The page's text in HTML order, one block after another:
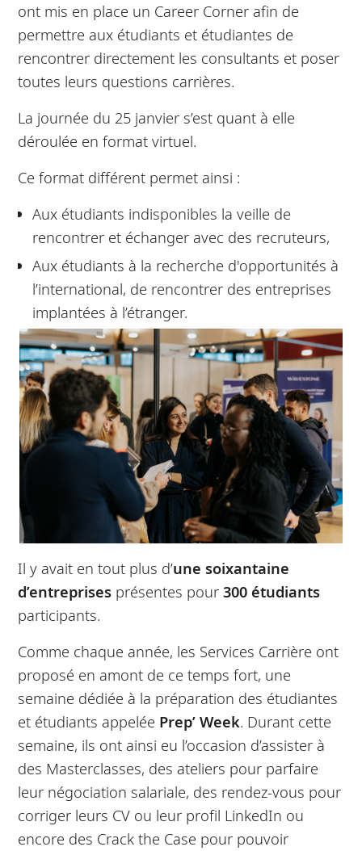
ont mis en place un Career Corner afin de
permettre aux étudiants et étudiantes de
rencontrer directement les consultants et poser
toutes leurs questions carrières.
La journée du 25 janvier s’est quant à elle
déroulée en format virtuel.
Ce format différent permet ainsi :
Aux étudiants indisponibles la veille de
rencontrer et échanger avec des recruteurs,
Aux étudiants à la recherche d'opportunités à
l’international, de rencontrer des entreprises
implantées à l’étranger.
Il y avait en tout plus d’une soixantaine
d’entreprises présentes pour300 étudiants
participants.
Comme chaque année, les Services Carrière ont
proposé en amont de ce temps fort, une
semaine dédiée à la préparation des étudiantes
et étudiants appelée Prep’ Week. Durant cette
semaine, ils ont ainsi eu l’occasion d’assister à
des Masterclasses, des ateliers pour parfaire
leur négociation salariale, des rendez-vous pour
corriger leurs CV ou leur profil LinkedIn ou
encore des Crack the Case pour pouvoir